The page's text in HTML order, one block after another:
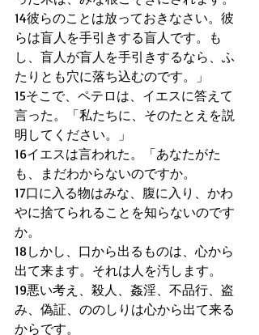
14彼らのことは放っておきなさい。彼
らは盲人を手引きする盲人です。も
し、盲人が盲人を手引きするなら、ふ
たりとも穴に落ち込むのです。」
15そこで、ペテロは、イエスに答えて
言った。「私たちに、そのたとえを説
明してください。」
16イエスは言われた。「あなたがた
も、まだわからないのですか。
17口に入る物はみな、腹に入り、かわ
やに捨てられることを知らないのです
か。
18しかし、口から出るものは、心から
出て来ます。それは人を汚します。
19悪い考え、殺人、姦淫、不品行、盗
み、偽証、ののしりは心から出て来る
からです。